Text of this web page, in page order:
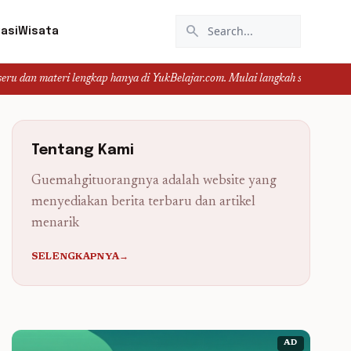
Wisata search
hanya di YukBelajar.com. Mulai langkah suksesmu hari ini! •
Tentang Kami
Guemahgituorangnya adalah website yang
menyediakan berita terbaru dan artikel
menarik
SELENGKAPNYA→
AD